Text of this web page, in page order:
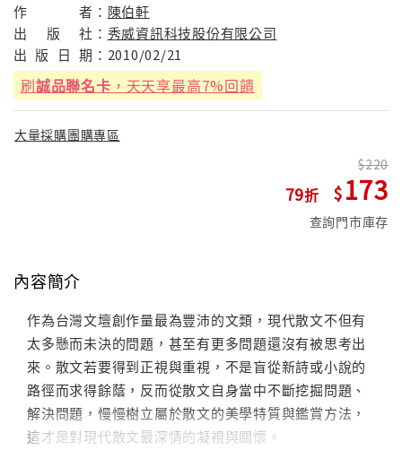
作 者： 陳伯軒
出
版 社： 秀威資訊科技股份有限公司
出 版 日 期： 2010/02/21
刷誠品聯名卡 ，天天享最高7%回饋
大量採購團購專區
79
220
173
查詢門市庫存
內容簡介
作為台灣文壇創作量最為豐沛的文類，現代散文不但有
太多懸而未決的問題，甚至有更多問題還沒有被思考出
來。散文若要得到正視與重視，不是盲從新詩或小說的
路徑而求得餘蔭，反而從散文自身當中不斷挖掘問題、
解決問題，慢慢樹立屬於散文的美學特質與鑑賞方法，
這才是對現代散文最深情的凝視與關懷。